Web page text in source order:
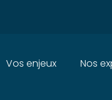
Principal
Vos enjeux Nos
LE